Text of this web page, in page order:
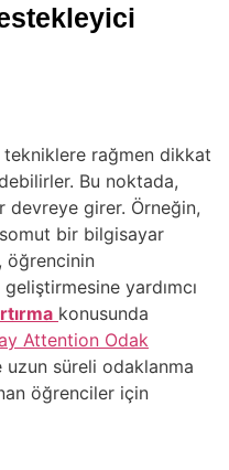
tekniklere rağmen dikkat
Bu noktada,
devreye girer. Örneğin,
bir bilgisayar
öğrencinin
yardımcı
konusunda
Attention Odak
uzun süreli odaklanma
öğrenciler için